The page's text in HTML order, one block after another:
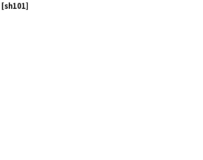
[sh101]